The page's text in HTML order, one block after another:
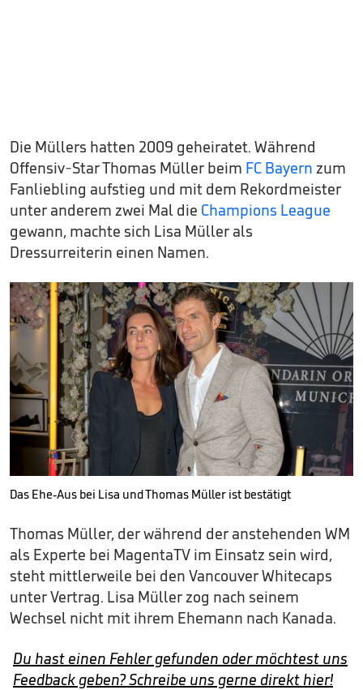
Die Müllers hatten 2009 geheiratet. Während
Offensiv-Star Thomas Müller beim FC Bayern zum
Fanliebling aufstieg und mit dem Rekordmeister
unter anderem zwei Mal die Champions League
gewann, machte sich Lisa Müller als
Dressurreiterin einen Namen.
Das Ehe-Aus bei Lisa und Thomas Müller ist bestätigt
Thomas Müller, der während der anstehenden WM
als Experte bei MagentaTV im Einsatz sein wird,
steht mittlerweile bei den Vancouver Whitecaps
unter Vertrag. Lisa Müller zog nach seinem
Wechsel nicht mit ihrem Ehemann nach Kanada.
Du hast einen Fehler gefunden oder möchtest uns
Feedback geben? Schreibe uns gerne direkt hier!